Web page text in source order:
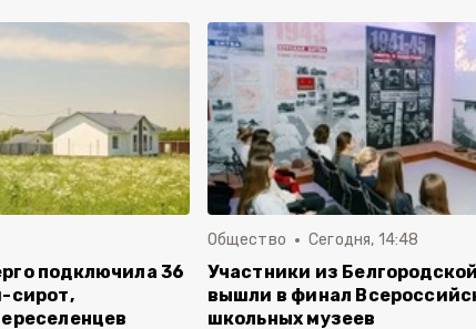
подключила 36
сирот,
Общество Сегодня, 14:48
Участники из
вышли в финал
школьных музеев